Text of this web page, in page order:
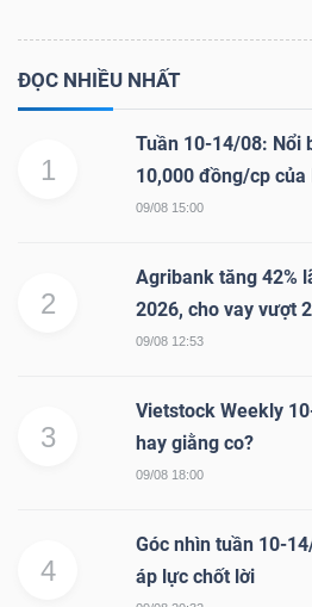
ĐỌC NHIỀU NHẤT
1
Tuần 10-14/08: Nổi
10,000 đồng/cp của
09/08 15:00
2
Agribank tăng 42%
2026, cho vay vượt
09/08 12:53
3
Vietstock Weekly
hay giằng co?
09/08 18:00
4
Góc nhìn tuần 10-
áp lực chốt lời